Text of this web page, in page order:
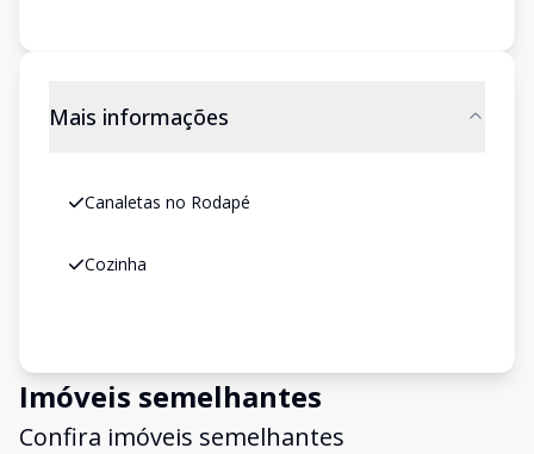
Mais informações
Canaletas no Rodapé
Cozinha
Imóveis semelhantes
Confira imóveis semelhantes